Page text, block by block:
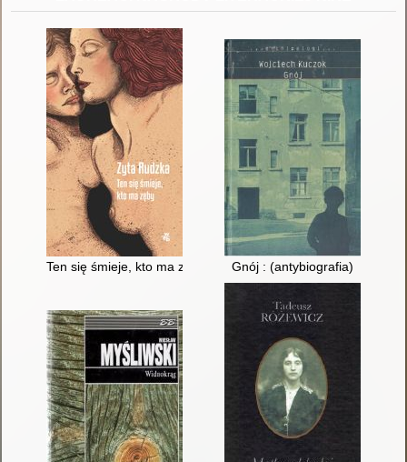
Ten się śmieje, kto ma zęby Gnój : (antybiografia)